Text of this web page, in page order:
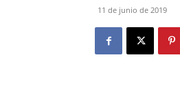
11 de junio de 2019